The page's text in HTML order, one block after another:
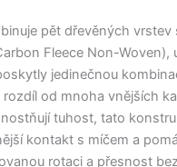
pět dřevěných vrstev
Fleece Non-Woven),
jedinečnou
rozdíl od mnoha vnějších
tuhost, tato
kontakt s míčem a
rotaci a přesnost